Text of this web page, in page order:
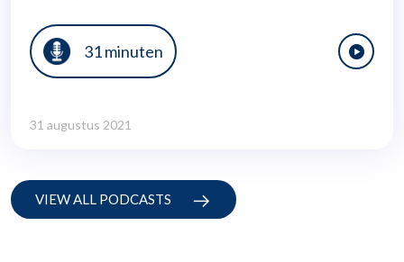
31 minuten
31 augustus 2021
VIEW ALL PODCASTS